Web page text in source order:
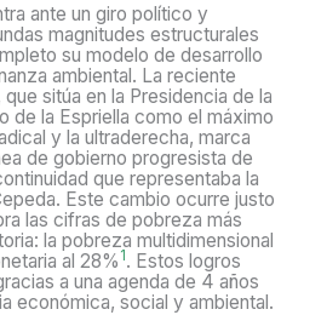
ante un giro político y
magnitudes estructurales
su modelo de desarrollo
ambiental. La reciente
sitúa en la Presidencia de la
de la Espriella como el máximo
y la ultraderecha, marca
de gobierno progresista de
que representaba la
Este cambio ocurre justo
las cifras de pobreza más
la pobreza multidimensional
al 28% 1 . Estos logros
a una agenda de 4 años
económica, social y ambiental.